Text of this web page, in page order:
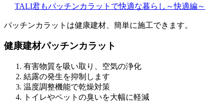
TALI君もパッチンカラットで快適な暮らし～快適編～
パッチンカラットは健康建材、簡単に施工できます。
健康建材パッチンカラット
有害物質を吸い取り、空気の浄化
結露の発生を抑制します
温度調整機能で乾燥対策
トイレやペットの臭いを大幅に軽減